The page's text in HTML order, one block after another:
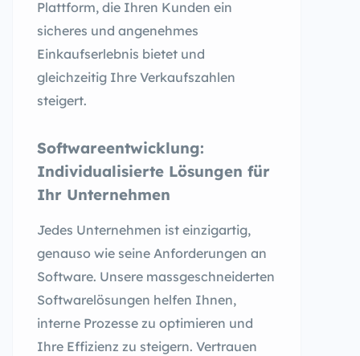
Plattform, die Ihren Kunden ein
sicheres und angenehmes
Einkaufserlebnis bietet und
gleichzeitig Ihre Verkaufszahlen
steigert.
Softwareentwicklung:
Individualisierte Lösungen für
Ihr Unternehmen
Jedes Unternehmen ist einzigartig,
genauso wie seine Anforderungen an
Software. Unsere massgeschneiderten
Softwarelösungen helfen Ihnen,
interne Prozesse zu optimieren und
Ihre Effizienz zu steigern. Vertrauen